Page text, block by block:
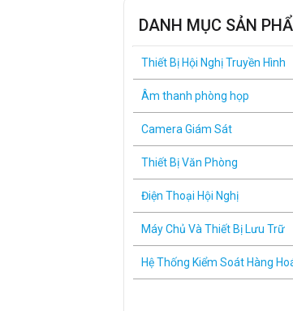
DANH MỤC SẢN
Thiết Bị Hội Nghị Truyền Hình
Âm thanh phòng họp
Camera Giám Sát
Thiết Bị Văn Phòng
Điện Thoại Hội Nghị
Máy Chủ Và Thiết Bị Lưu Trữ
Hệ Thống Kiểm Soát Hàng